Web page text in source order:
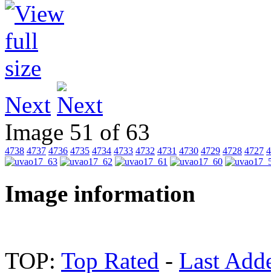
Next
Image 51 of 63
4738 4737 4736 4735 4734 4733 4732 4731 4730 4729 4728 4727
Image information
TOP: Top Rated - Last